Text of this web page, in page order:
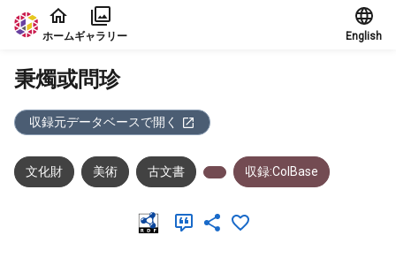
本文に飛ぶ
ホームギャラリー English
秉燭或問珍
収録元データベースで開く
文化財 美術 古文書 収録:ColBase